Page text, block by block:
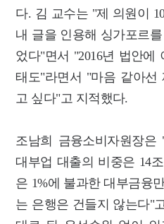
다. 김 교수는 "제 의원이
내 글을 인용해 싱가포르
었다"면서 "2016년 법안에
태도"라면서 "마음 같아
고 싶다"고 지적했다.
조남희 금융소비자원장은
대부업 대출의 비중은 14
은 1%에 불과한 대부금융
는 은행은 건들지 않는다"